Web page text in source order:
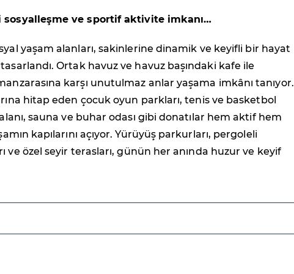
sosyalleşme ve sportif aktivite imkanı…
yaşam alanları, sakinlerine dinamik ve keyifli bir hayat
Ortak havuz ve havuz başındaki kafe ile
karşı unutulmaz anlar yaşama imkânı tanıyor.
hitap eden çocuk oyun parkları, tenis ve basketbol
sauna ve buhar odası gibi donatılar hem aktif hem
kapılarını açıyor. Yürüyüş parkurları, pergoleli
ve özel seyir terasları, günün her anında huzur ve keyif